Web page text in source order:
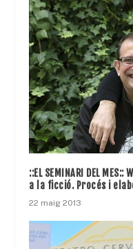
::EL SEMINARI DEL MES::
a la ficció. Procés i
22 maig 2013